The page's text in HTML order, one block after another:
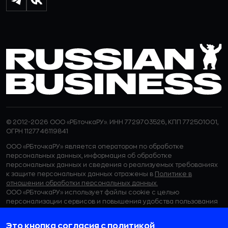
© 2012-2026 ООО «РБточкаРУ». ИНН 7729703526, КПП 772501001,
ОГРН 1127746119841
ООО «РБточкаРУ» является оператором по обработке
персональных данных, информация об обработке
персональных данных и сведения о реализуемых требованиях
к защите персональных данных отражены в Политике в
отношении обработки персональных данных.
ООО «РБточкаРУ» использует файлы cookie с целью
персонализации сервисов и повышения удобства пользования
Это кнопка согласия с политикой